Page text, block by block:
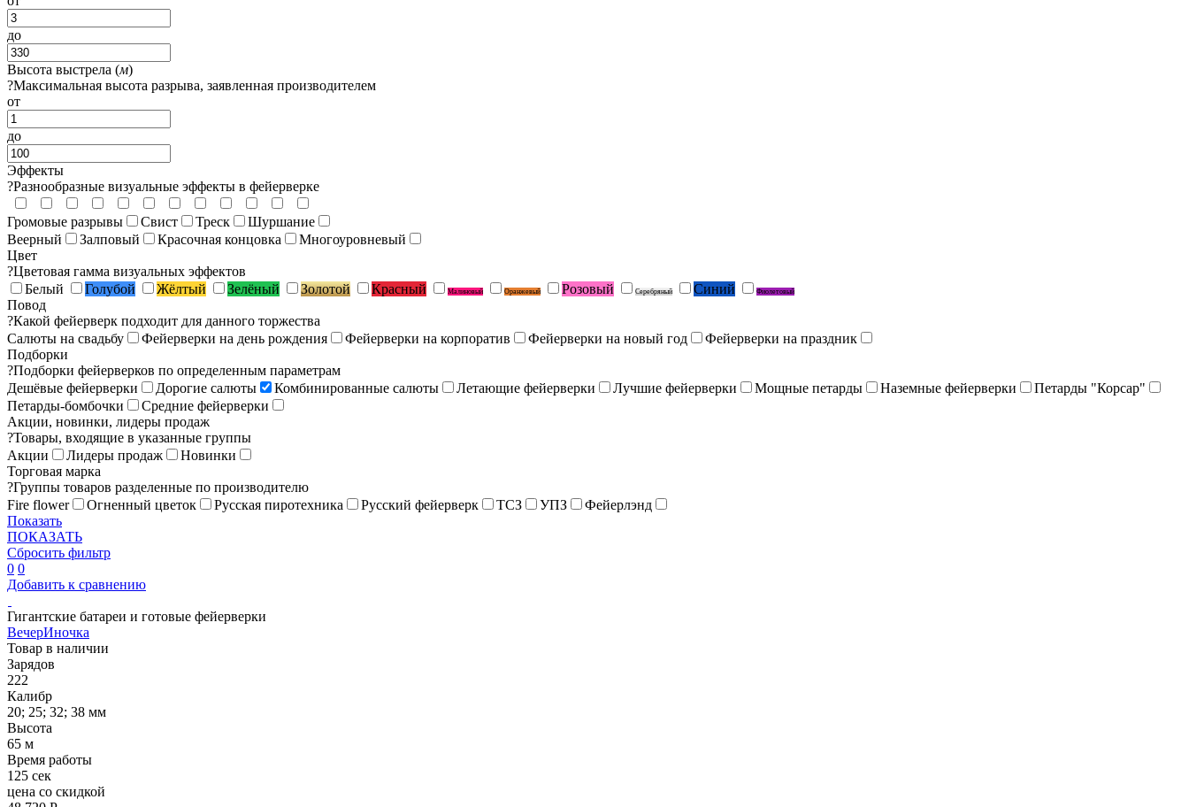
до
Высота выстрела (м)
?Максимальная высота разрыва, заявленная производителем
от
до
Эффекты
?Разнообразные визуальные эффекты в фейерверке
Громовые разрывы Свист Треск
Шуршание
Веерный
Залповый Красочная концовка
Многоуровневый
Цвет
?Цветовая гамма визуальных эффектов
Белый
Голубой Жёлтый Зелёный Золотой Красный Малиновый Оранжевый Розовый Серебряный Синий Фиолетовый
Повод
?Какой фейерверк подходит для данного торжества
Салюты на свадьбу
Фейерверки на день рождения Фейерверки на корпоратив Фейерверки на новый год
Фейерверки на праздник
Подборки
?Подборки фейерверков по определенным параметрам
Дешёвые фейерверки
Дорогие салюты Комбинированные салюты Летающие фейерверки Лучшие фейерверки Мощные петарды Наземные фейерверки
Петарды "Корсар"
Петарды-бомбочки
Средние фейерверки
Акции, новинки, лидеры продаж
?Товары, входящие в указанные группы
Акции
Лидеры продаж
Новинки
Торговая марка
?Группы товаров разделенные по производителю
Fire flower
Огненный цветок Русская пиротехника Русский фейерверк ТСЗ УПЗ
Фейерлэнд
Показать
ПОКАЗАТЬ
Сбросить фильтр
0 0
Добавить к сравнению
Гигантские батареи и готовые фейерверки
ВечерИночка
Товар в наличии
Зарядов
222
Калибр
20; 25; 32; 38 мм
Высота
65 м
Время работы
125 сек
цена со скидкой